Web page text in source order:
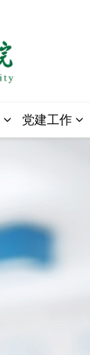
党建工作